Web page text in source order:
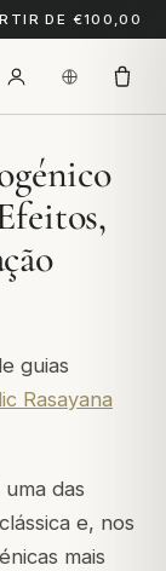
DE €100,00
guias
Rasayana
das
e, nos
mais